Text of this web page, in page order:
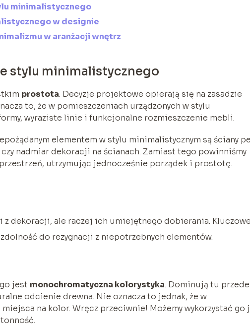
minimalistycznego
w designie
w aranżacji wnętrz
stylu minimalistycznego
prostota. Decyzje projektowe opierają się na zasadzie
to, że w pomieszczeniach urządzonych w stylu
wyraziste linie i funkcjonalne rozmieszczenie mebli.
elementem w stylu minimalistycznym są ściany
nadmiar dekoracji na ścianach. Zamiast tego powinniśmy
utrzymując jednocześnie porządek i prostotę.
z dekoracji, ale raczej ich umiejętnego dobierania. Kluczowe
do rezygnacji z niepotrzebnych elementów.
jest monochromatyczna kolorystyka. Dominują tu przede
odcienie drewna. Nie oznacza to jednak, że w
na kolor. Wręcz przeciwnie! Możemy wykorzystać go